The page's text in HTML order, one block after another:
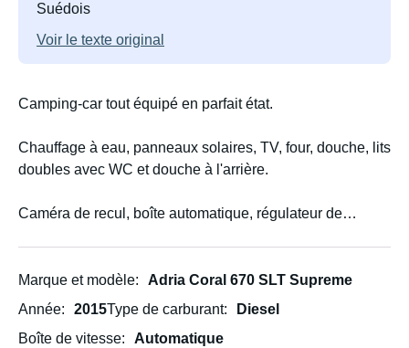
Suédois
Voir le texte original
Camping-car tout équipé en parfait état.
Chauffage à eau, panneaux solaires, TV, four, douche, lits
doubles avec WC et douche à l'arrière.
Caméra de recul, boîte automatique, régulateur de
Marque et modèle
Adria Coral 670 SLT Supreme
Année
2015Type de carburant
Diesel
Boîte de vitesse
Automatique